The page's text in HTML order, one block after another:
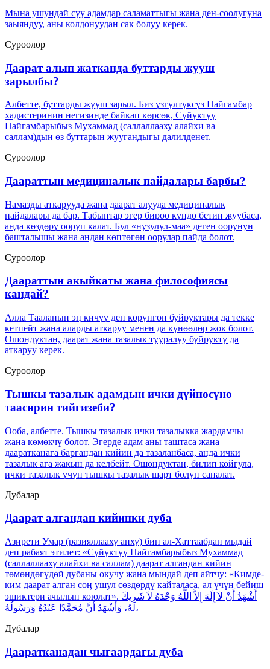
Мына ушундай суу адамдар саламаттыгы жана ден-соолугуна
заыяндуу, аны колдонуудан сак болуу керек.
Суроолор
Даарат алып жатканда буттарды жууш
зарылбы?
Албетте, буттарды жууш зарыл. Биз үзгүлтүксүз Пайгамбар
хадистеринин негизинде байкап көрсөк, Сүйүктүү
Пайгамбарыбыз Мухаммад (саллаллааху алайхи ва
саллам)дын өз буттарын жуугандыгы далилденет.
Суроолор
Даараттын медициналык пайдалары барбы?
Намазды аткарууда жана даарат алууда медициналык
пайдалары да бар. Табыптар эгер бирөө күндө бетин жуубаса,
анда көздөрү ооруп калат. Бул «нузулул-маа» деген оорунун
башталышы жана андан көптөгөн оорулар пайда болот.
Суроолор
Даараттын акыйкаты жана философиясы
кандай?
Алла Тааланын эӊ кичүү деп көрүнгөн буйруктары да текке
кетпейт жана аларды аткаруу менен да күнөөлөр жок болот.
Ошондуктан, даарат жана тазалык тууралуу буйрукту да
аткаруу керек.
Суроолор
Тышкы тазалык адамдын ички дүйнөсүнө
таасирин тийгизеби?
Ооба, албетте. Тышкы тазалык ички тазалыкка жардамчы
жана көмөкчү болот. Эгерде адам аны таштаса жана
дааратканага баргандан кийин да тазаланбаса, анда ички
тазалык ага жакын да келбейт. Ошондуктан, билип койгула,
ички тазалык үчүн тышкы тазалык шарт болуп саналат.
Дубалар
Даарат алгандан кийинки дуба
Азирети Умар (разияллааху анху) бин ал-Хаттаабдан мыдай
деп рабаят этилет: «Сүйүктүү Пайгамбарыбыз Мухаммад
(саллаллааху алайхи ва саллам) даарат алгандан кийин
төмөндөгүдөй дубаны окучу жана мындай деп айтчу: «Кимде-
ким даарат алган соӊ ушул сөздөрдү кайталаса, ал үчүн бейиш
эшиктери ачылып коюлат». أَشْهَدُ أَنْ لاَ إِلَهَ إِلاَّ اللَّهُ وَحْدَهُ لاَ شَرِيكَ
لَهُ، وَأَشْهَدُ أَنَّ مُحَمَّدًا عَبْدُهُ وَرَسُولُهُ،
Дубалар
Дааратканадан чыгаардагы дуба